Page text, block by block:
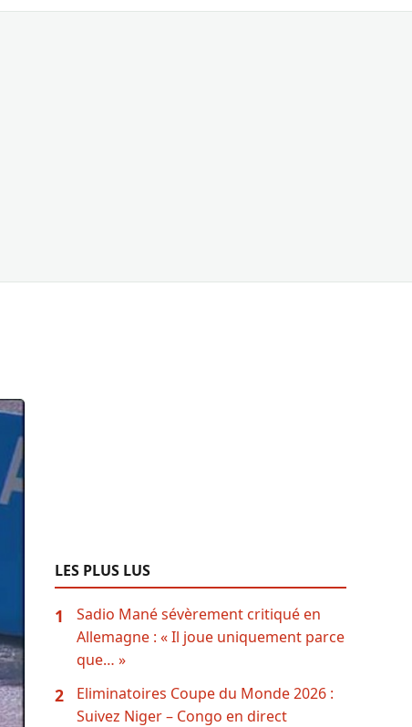
LES PLUS LUS
1
Sadio Mané sévèrement critiqué en
Allemagne : « Il joue uniquement parce
que… »
2
Eliminatoires Coupe du Monde 2026 :
Suivez Niger – Congo en direct